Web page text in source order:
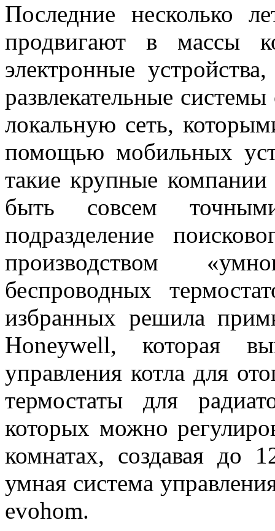
Последние несколько
продвигают в массы
электронные
развлекательные
локальную сеть,
помощью мобильных
такие крупные
быть совсем
подразделение
производством
беспроводных
избранных решила
Honeywell, которая
управления котла для
термостаты для
которых можно
комнатах, создавая до
умная система
evohom.